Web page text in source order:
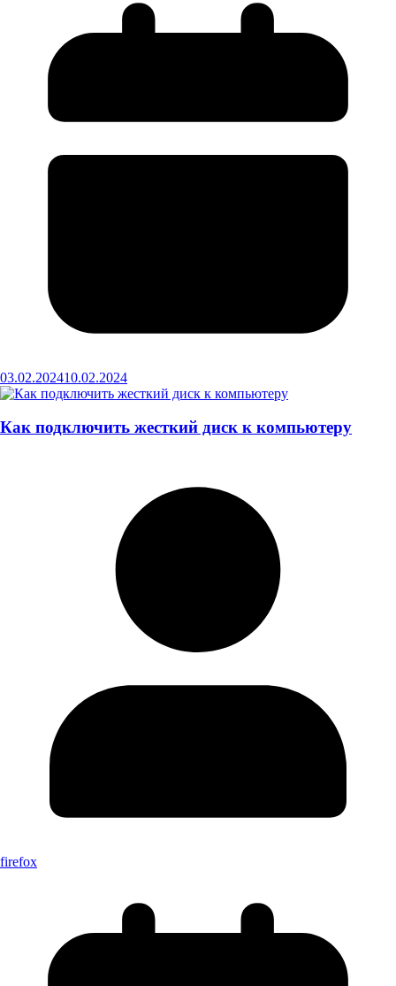
03.02.202410.02.2024
Как подключить жесткий диск к компьютеру
firefox